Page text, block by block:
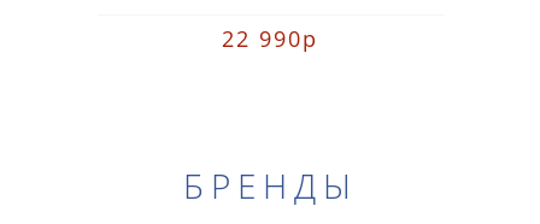
22 990р
БРЕНДЫ